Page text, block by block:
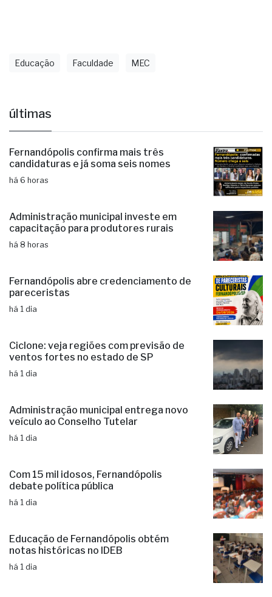
Educação Faculdade MEC
últimas
Fernandópolis confirma mais três
candidaturas e já soma seis nomes
há 6 horas
Administração municipal investe em
capacitação para produtores rurais
há 8 horas
Fernandópolis abre credenciamento de
pareceristas
há 1 dia
Ciclone: veja regiões com previsão de
ventos fortes no estado de SP
há 1 dia
Administração municipal entrega novo
veículo ao Conselho Tutelar
há 1 dia
Com 15 mil idosos, Fernandópolis
debate política pública
há 1 dia
Educação de Fernandópolis obtém
notas históricas no IDEB
há 1 dia